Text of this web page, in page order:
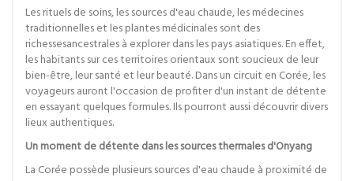
Les rituels de soins, les sources d'eau chaude, les médecines
traditionnelles et les plantes médicinales sont des
richessesancestrales à explorer dans les pays asiatiques. En effet,
les habitants sur ces territoires orientaux sont soucieux de leur
bien-être, leur santé et leur beauté. Dans un circuit en Corée, les
voyageurs auront l'occasion de profiter d'un instant de détente
en essayant quelques formules. Ils pourront aussi découvrir divers
lieux authentiques.
Un moment de détente dans les sources thermales d'Onyang
La Corée possède plusieurs sources d'eau chaude à proximité de